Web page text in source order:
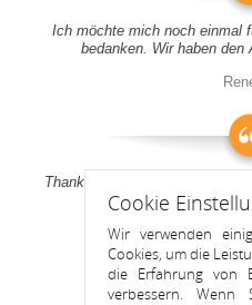
Ich möchte mich noch einmal
bedanken. Wir haben den
Thank you all for your support!
Cookie
Wir verwenden
Cookies, um die
die Erfahrung von
verbessern. Wenn